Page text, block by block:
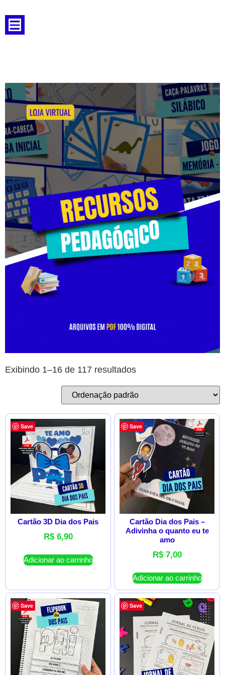
Exibindo 1–16 de 117 resultados
Save
Cartão 3D Dia dos Pais
R$6,90
Adicionar ao carrinho
Save
Cartão Dia dos Pais –
Adivinha o quanto eu te
amo
R$7,00
Adicionar ao carrinho
Save Save